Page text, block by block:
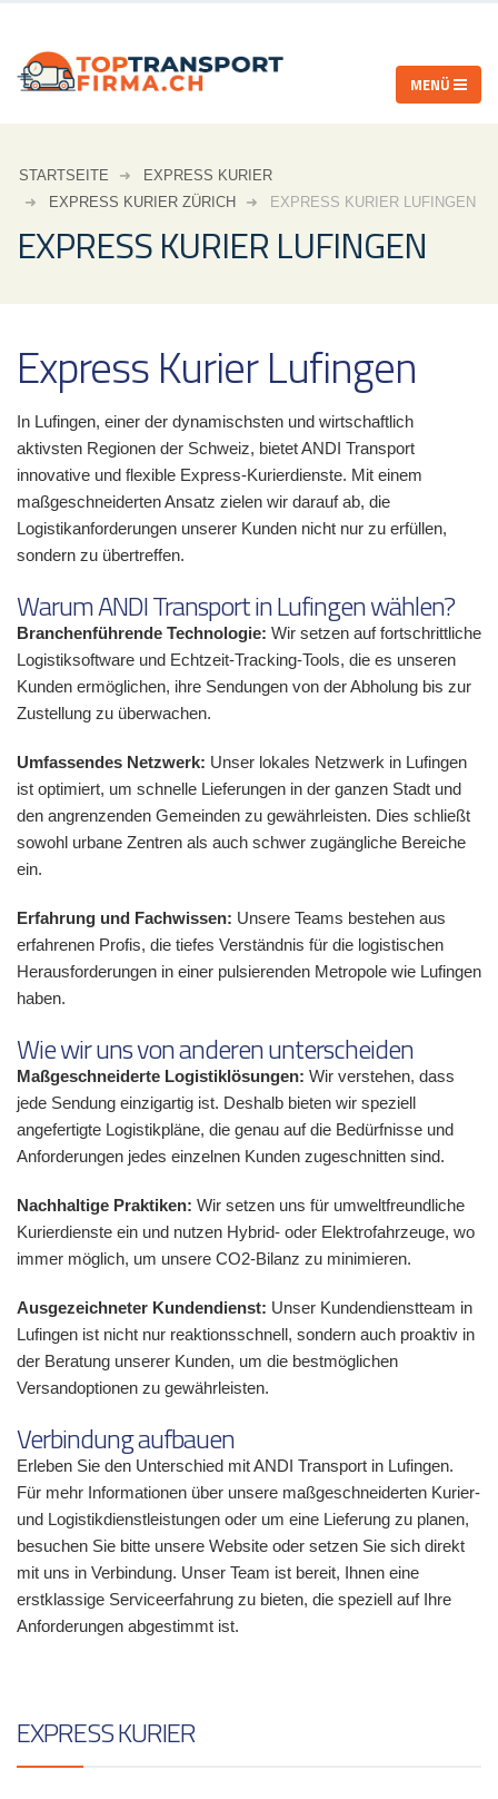
STARTSEITE
EXPRESS KURIER
EXPRESS KURIER ZÜRICH
EXPRESS KURIER LUFINGEN
EXPRESS KURIER LUFINGEN
Express Kurier Lufingen
In Lufingen, einer der dynamischsten und wirtschaftlich
aktivsten Regionen der Schweiz, bietet ANDI Transport
innovative und flexible Express-Kurierdienste. Mit einem
maßgeschneiderten Ansatz zielen wir darauf ab, die
Logistikanforderungen unserer Kunden nicht nur zu erfüllen,
sondern zu übertreffen.
Warum ANDI Transport in Lufingen wählen?
Branchenführende Technologie: Wir setzen auf fortschrittliche
Logistiksoftware und Echtzeit-Tracking-Tools, die es unseren
Kunden ermöglichen, ihre Sendungen von der Abholung bis zur
Zustellung zu überwachen.
Umfassendes Netzwerk: Unser lokales Netzwerk in Lufingen
ist optimiert, um schnelle Lieferungen in der ganzen Stadt und
den angrenzenden Gemeinden zu gewährleisten. Dies schließt
sowohl urbane Zentren als auch schwer zugängliche Bereiche
ein.
Erfahrung und Fachwissen: Unsere Teams bestehen aus
erfahrenen Profis, die tiefes Verständnis für die logistischen
Herausforderungen in einer pulsierenden Metropole wie Lufingen
haben.
Wie wir uns von anderen unterscheiden
Maßgeschneiderte Logistiklösungen: Wir verstehen, dass
jede Sendung einzigartig ist. Deshalb bieten wir speziell
angefertigte Logistikpläne, die genau auf die Bedürfnisse und
Anforderungen jedes einzelnen Kunden zugeschnitten sind.
Nachhaltige Praktiken: Wir setzen uns für umweltfreundliche
Kurierdienste ein und nutzen Hybrid- oder Elektrofahrzeuge, wo
immer möglich, um unsere CO2-Bilanz zu minimieren.
Ausgezeichneter Kundendienst: Unser Kundendienstteam in
Lufingen ist nicht nur reaktionsschnell, sondern auch proaktiv in
der Beratung unserer Kunden, um die bestmöglichen
Versandoptionen zu gewährleisten.
Verbindung aufbauen
Erleben Sie den Unterschied mit ANDI Transport in Lufingen.
Für mehr Informationen über unsere maßgeschneiderten Kurier-
und Logistikdienstleistungen oder um eine Lieferung zu planen,
besuchen Sie bitte unsere Website oder setzen Sie sich direkt
mit uns in Verbindung. Unser Team ist bereit, Ihnen eine
erstklassige Serviceerfahrung zu bieten, die speziell auf Ihre
Anforderungen abgestimmt ist.
EXPRESS KURIER